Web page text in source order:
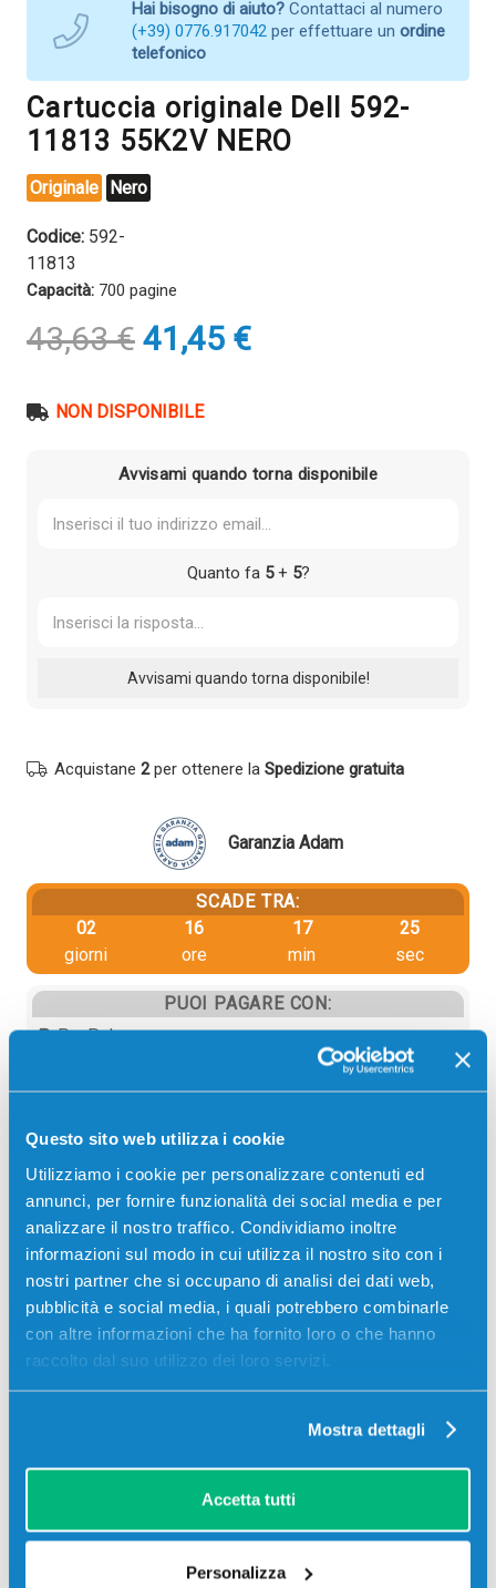
Questo sito web utilizza i cookie
Utilizziamo i cookie per personalizzare contenuti ed
annunci, per fornire funzionalità dei social media e per
analizzare il nostro traffico. Condividiamo inoltre
informazioni sul modo in cui utilizza il nostro sito con i
nostri partner che si occupano di analisi dei dati web,
pubblicità e social media, i quali potrebbero combinarle
con altre informazioni che ha fornito loro o che hanno
raccolto dal suo utilizzo dei loro servizi.
Mostra dettagli
Accetta tutti
Personalizza
Hai bisogno di aiuto? Contattaci al numero
(+39) 0776.917042 per effettuare un ordine
telefonico
Cartuccia originale Dell 592-
11813 55K2V NERO
Originale Nero
Codice: 592-
11813
Capacità: 700 pagine
43,63€ Il
prezzo
era:
41,45 €Il
prezzo
NON DISPONIBILE
Avvisami quando torna disponibile
Quanto fa 5+ 5?
Acquistane 2per ottenere la Spedizione gratuita
Garanzia Adam
SCADE TRA:
02
giorni
16
ore
17
min
25
sec
PUOI PAGARE CON:
PayPal
Bonifico bancario
Descrizione
Cartuccia originale Dell 592-11813 55K2V NERO 700
pagine per Stampanti: Dell V525W ALL IN ONE, Dell